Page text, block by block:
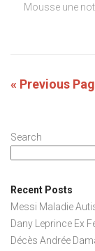
Mousse une
« Previous
Search
Recent Posts
Messi Maladie
Dany Leprince Ex
Décès Andrée